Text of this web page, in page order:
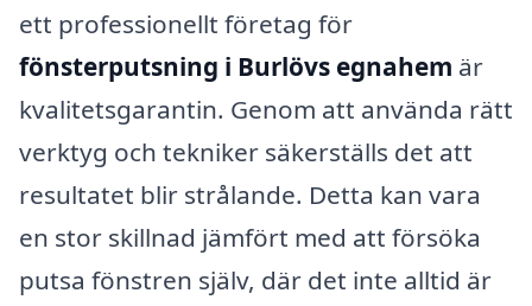
ett professionellt företag för
fönsterputsning i Burlövs egnahem är
kvalitetsgarantin. Genom att använda rätt
verktyg och tekniker säkerställs det att
resultatet blir strålande. Detta kan vara
en stor skillnad jämfört med att försöka
putsa fönstren själv, där det inte alltid är